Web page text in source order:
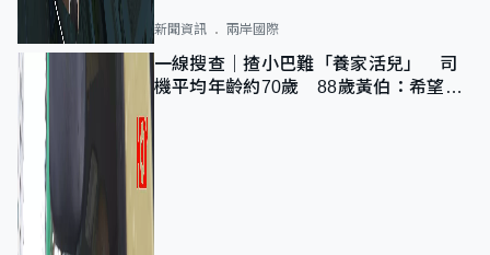
新聞資訊 兩岸國際
一線搜查｜揸小巴難「養家活兒」 司
機平均年齡約70歲 88歲黃伯：希望一